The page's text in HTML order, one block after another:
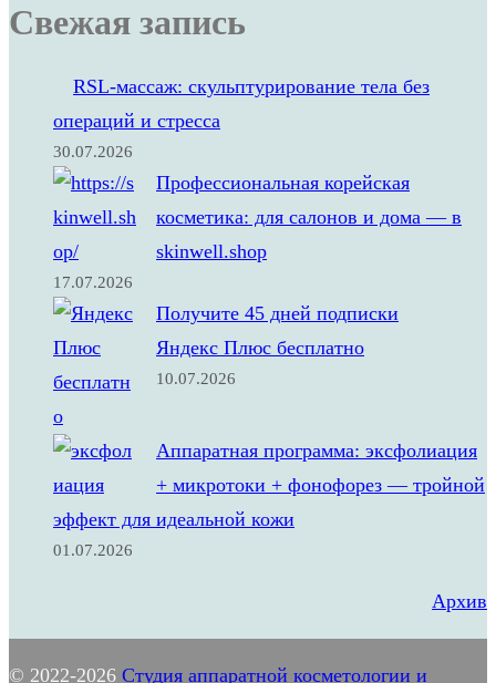
Свежая запись
RSL‑массаж: скульптурирование тела без
операций и стресса
30.07.2026
Профессиональная корейская
косметика: для салонов и дома — в
skinwell.shop
17.07.2026
Получите 45 дней подписки
Яндекс Плюс бесплатно
10.07.2026
Аппаратная программа: эксфолиация
+ микротоки + фонофорез — тройной
эффект для идеальной кожи
01.07.2026
Архив
© 2022-2026 Студия аппаратной косметологии и